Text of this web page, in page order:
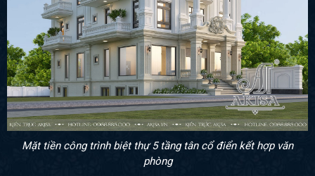
Mặt tiền công trình biệt thự 5 tầng tân cổ điển kết hợp văn
phòng